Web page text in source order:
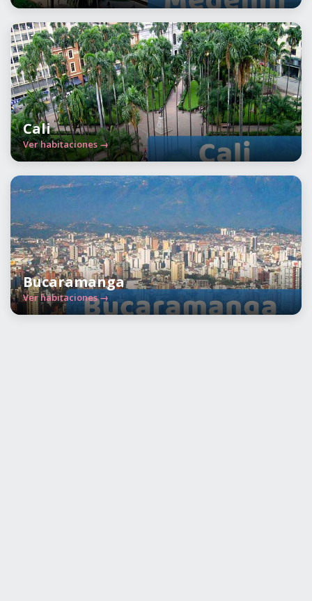
Cali
Ver habitaciones →
Bucaramanga
Ver habitaciones →